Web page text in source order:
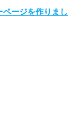
ージを作りまし